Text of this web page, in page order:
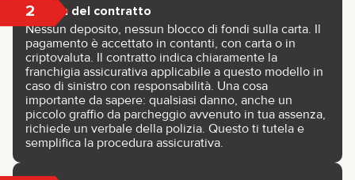
2 Firma del contratto
Nessun deposito, nessun blocco di fondi sulla carta. Il
pagamento è accettato in contanti, con carta o in
criptovaluta. Il contratto indica chiaramente la
franchigia assicurativa applicabile a questo modello in
caso di sinistro con responsabilità. Una cosa
importante da sapere: qualsiasi danno, anche un
piccolo graffio da parcheggio avvenuto in tua assenza,
richiede un verbale della polizia. Questo ti tutela e
semplifica la procedura assicurativa.